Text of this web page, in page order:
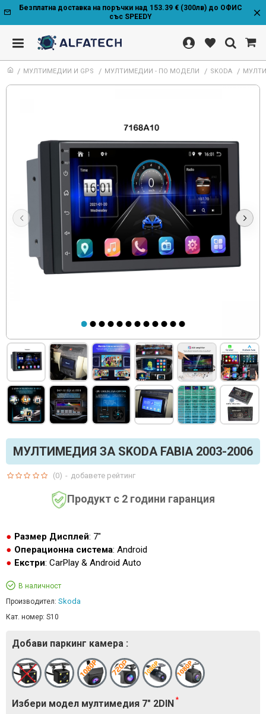
Безплатна доставка на поръчки над 153.39 € (300лв) до ОФИС
със SPEEDY
МУЛТИМЕДИИ И GPS МУЛТИМЕДИИ - ПО МОДЕЛИ SKODA
МУЛТИМЕДИЯ ЗА SKODA FABIA 2003-2006
Продукт с 2 години гаранция
Размер Дисплей: 7"
Операционна система: Android
Екстри: CarPlay & Android Auto
В наличност
Производител: Skoda
Кат. номер: S10
(0) - добавете рейтинг
Добави паркинг камера :
Избери модел мултимедия 7" 2DIN